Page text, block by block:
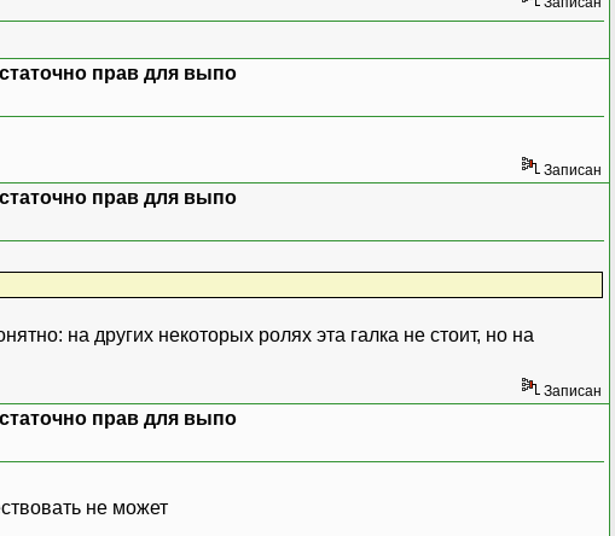
прав для выпо
Записан
прав для выпо
на других некоторых ролях эта галка не стоит, но на
Записан
прав для выпо
не может